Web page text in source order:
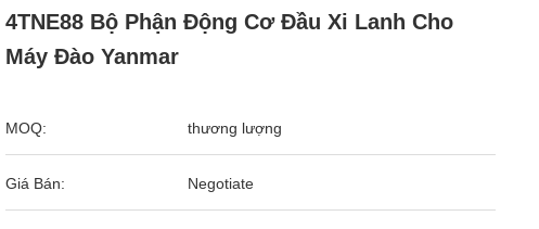
4TNE88 Bộ Phận Động Cơ Đầu Xi Lanh Cho
Máy Đào Yanmar
MOQ: thương lượng
Giá Bán: Negotiate